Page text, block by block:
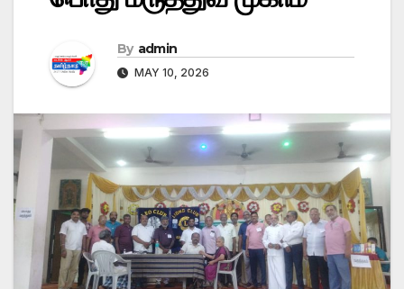
By admin
MAY 10, 2026